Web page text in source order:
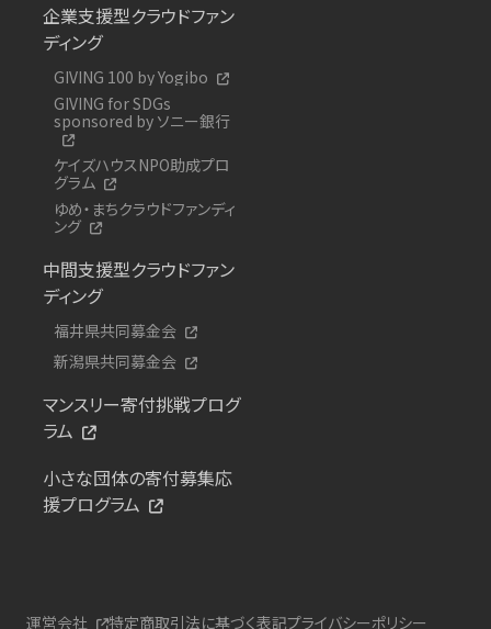
企業支援型クラウドファン
ディング
GIVING 100 by Yogibo
GIVING for SDGs
sponsored by ソニー銀行
ケイズハウスNPO助成プロ
グラム
ゆめ・まちクラウドファンディ
ング
中間支援型クラウドファン
ディング
福井県共同募金会
新潟県共同募金会
マンスリー寄付挑戦プログ
ラム
小さな団体の寄付募集応
援プログラム
運営会社 特定商取引法に基づく表記プライバシーポリシー